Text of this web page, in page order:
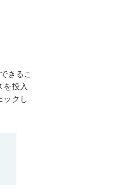
きるこ
を投入
ックし